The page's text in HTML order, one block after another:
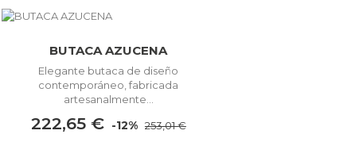
BUTACA AZUCENA
Elegante butaca de diseño
contemporáneo, fabricada
artesanalmente...
222,65 € -12% 253,01 €